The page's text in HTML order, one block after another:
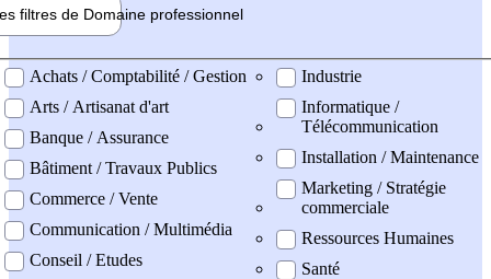
filtres de Domaine professionnel
professionel
Achats / Comptabilité / Gestion
Arts / Artisanat d'art
Banque / Assurance
Bâtiment / Travaux Publics
Commerce / Vente
Communication / Multimédia
Conseil / Etudes
Industrie
Informatique /
Télécommunication
Installation / Maintenance
Marketing / Stratégie
commerciale
Ressources Humaines
Santé